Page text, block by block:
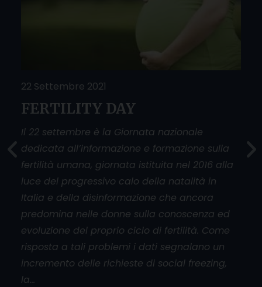
22 Settembre 2021
FERTILITY DAY
Il 22 settembre è la Giornata nazionale
dedicata all’informazione e formazione sulla
fertilità umana, giornata istituita nel 2016 alla
luce del progressivo calo della natalità in
Italia e della disinformazione che ancora
predomina nelle donne sulla conoscenza ed
evoluzione del proprio ciclo di fertilità. Come
risposta a tali problemi i dati segnalano un
incremento delle richieste di social freezing,
la…
La